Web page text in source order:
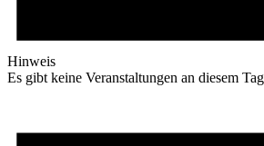
Hinweis
Es gibt keine Veranstaltungen an diesem